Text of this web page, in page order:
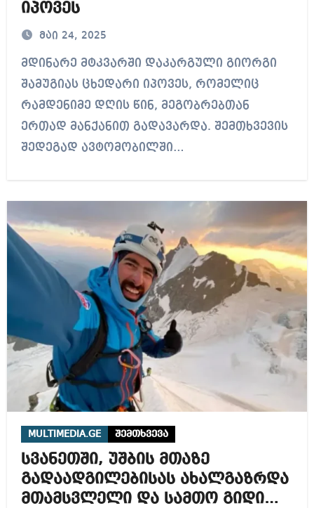
იპოვეს
მაი 24, 2025
მდინარე მტკვარში დაკარგული გიორგი
შამუგიას ცხედარი იპოვეს, რომელიც
რამდენიმე დღის წინ, მეგობრებთან
ერთად მანქანით გადავარდა. შემთხვევის
შედეგად ავტომობილში…
MULTIMEDIA.GE შემთხვევა
სვანეთში, უშბის მთაზე
გადაადგილებისას ახალგაზრდა
მთამსვლელი და სამთო გიდი